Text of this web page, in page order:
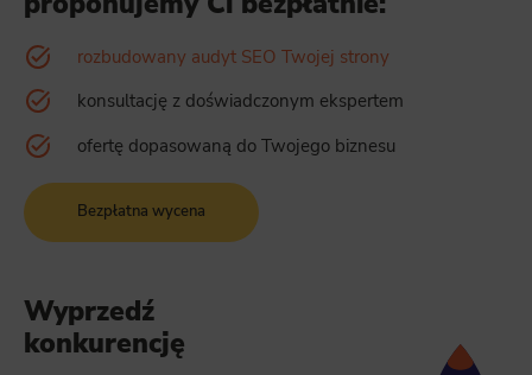
rozbudowany audyt SEO Twojej strony
konsultację z doświadczonym ekspertem
ofertę dopasowaną do Twojego biznesu
Bezpłatna wycena
Wyprzedź
konkurencję